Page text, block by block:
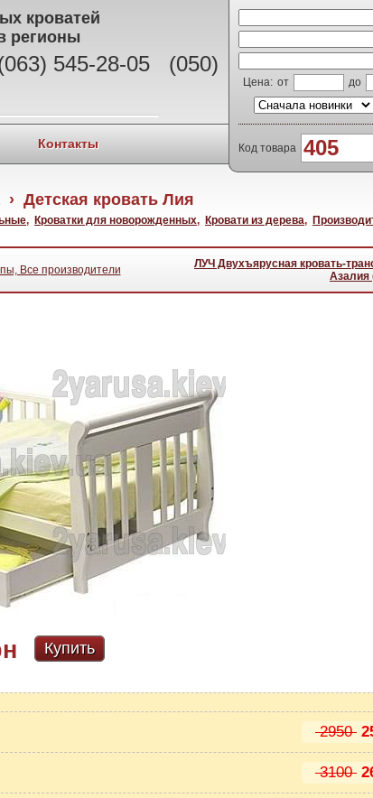
кроватей
регионы
545-28-05 (050)
Контакты
Цена: от до
Код товара
Детская кровать Лия
, Кроватки для новорожденных, Кровати из дерева,
Все производители
ЛУЧ Двухъярусная кровать-
Азалия
Купить
2950
3100